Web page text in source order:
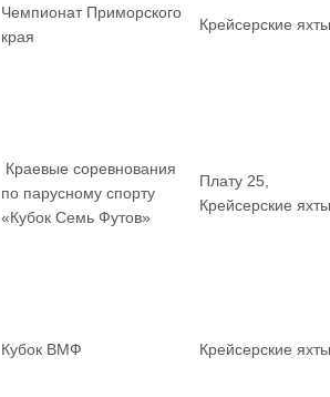
Чемпионат Приморского
края
Крейсерские яхты
Краевые соревнования
по парусному спорту
«Кубок Семь Футов»
Плату 25,
Крейсерские яхты
Кубок ВМФ Крейсерские яхты